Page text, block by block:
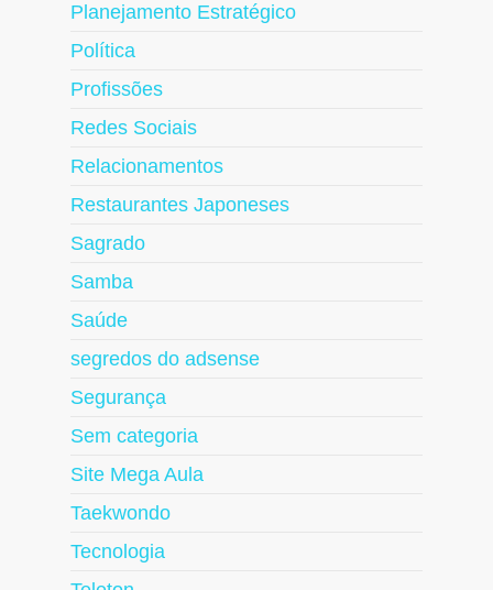
Planejamento Estratégico
Política
Profissões
Redes Sociais
Relacionamentos
Restaurantes Japoneses
Sagrado
Samba
Saúde
segredos do adsense
Segurança
Sem categoria
Site Mega Aula
Taekwondo
Tecnologia